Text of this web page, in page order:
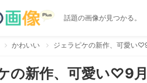
話題の画像が見つかる。
かわいい ジェラピケの新作、可愛い
の新作、可愛い♡9